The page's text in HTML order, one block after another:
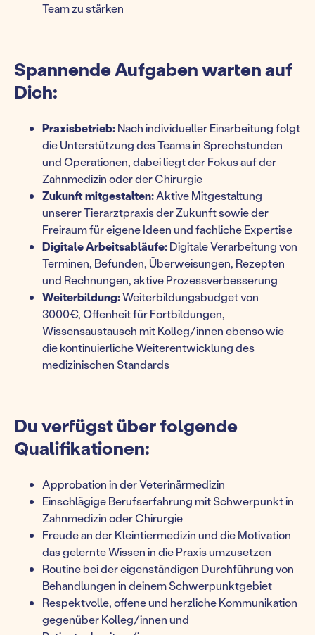
Team zu stärken
Spannende Aufgaben warten auf
Dich:
Praxisbetrieb:Nach individueller Einarbeitung folgt
die Unterstützung des Teams in Sprechstunden
und Operationen, dabei liegt der Fokus auf der
Zahnmedizin oder der Chirurgie
Zukunft mitgestalten:Aktive Mitgestaltung
unserer Tierarztpraxis der Zukunft sowie der
Freiraum für eigene Ideen und fachliche Expertise
Digitale Arbeitsabläufe:Digitale Verarbeitung von
Terminen, Befunden, Überweisungen, Rezepten
und Rechnungen, aktive Prozessverbesserung
Weiterbildung:Weiterbildungsbudget von
3000€, Offenheit für Fortbildungen,
Wissensaustausch mit Kolleg/innen ebenso wie
die kontinuierliche Weiterentwicklung des
medizinischen Standards
Du verfügst über folgende
Qualifikationen:
Approbation in der Veterinärmedizin
Einschlägige Berufserfahrung mit Schwerpunkt in
Zahnmedizin oder Chirurgie
Freude an der Kleintiermedizin und die Motivation
das gelernte Wissen in die Praxis umzusetzen
Routine bei der eigenständigen Durchführung von
Behandlungen in deinem Schwerpunktgebiet
Respektvolle, offene und herzliche Kommunikation
gegenüber Kolleg/innen und